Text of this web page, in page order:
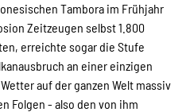
Tambora im Frühjahr
Zeitzeugen selbst 1.800
erreichte sogar die Stufe
an einer einzigen
auf der ganzen Welt massiv
Folgen - also den von ihm